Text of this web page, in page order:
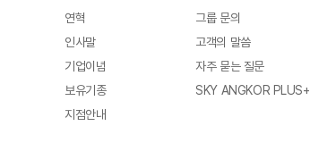
연혁
인사말
기업이념
보유기종
지점안내
그룹 문의
고객의 말씀
자주 묻는 질문
SKY ANGKOR PLUS+